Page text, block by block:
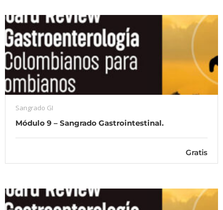
Sangrado GI
Módulo 9 – Sangrado Gastrointestinal.
Gratis